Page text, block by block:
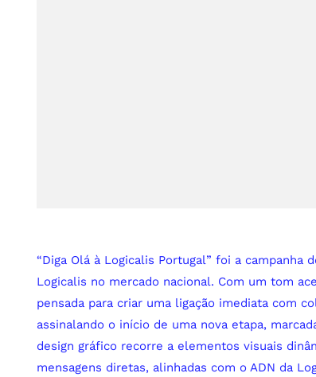
“Diga Olá à Logicalis Portugal” foi a campanha
Logicalis no mercado nacional. Com um tom
pensada para criar uma ligação imediata com
assinalando o início de uma nova etapa,
design gráfico recorre a elementos visuais
mensagens diretas, alinhadas com o ADN da